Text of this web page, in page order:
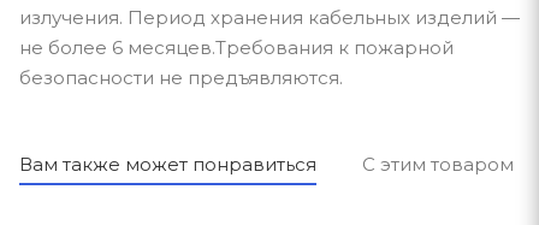
излучения. Период хранения кабельных изделий —
не более 6 месяцев.Требования к пожарной
безопасности не предъявляются.
Вам также может понравиться С этим товаром